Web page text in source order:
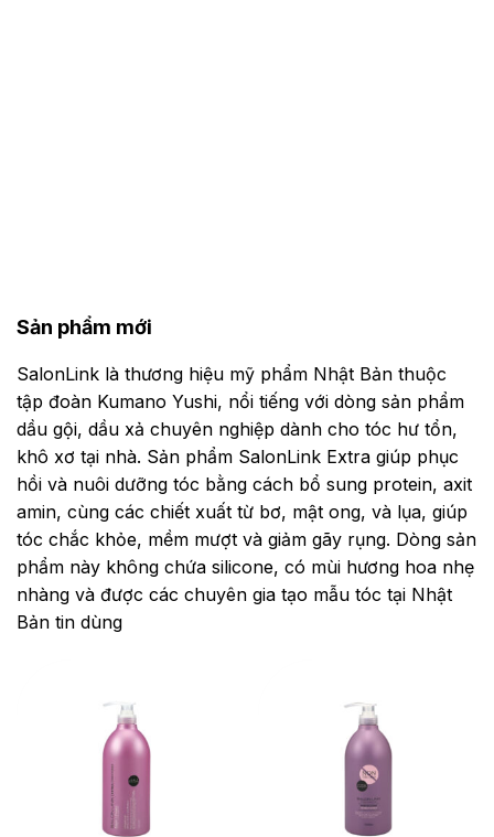
Sản phẩm mới
SalonLink là thương hiệu mỹ phẩm Nhật Bản thuộc
tập đoàn Kumano Yushi, nổi tiếng với dòng sản phẩm
dầu gội, dầu xả chuyên nghiệp dành cho tóc hư tổn,
khô xơ tại nhà. Sản phẩm SalonLink Extra giúp phục
hồi và nuôi dưỡng tóc bằng cách bổ sung protein, axit
amin, cùng các chiết xuất từ bơ, mật ong, và lụa, giúp
tóc chắc khỏe, mềm mượt và giảm gãy rụng. Dòng sản
phẩm này không chứa silicone, có mùi hương hoa nhẹ
nhàng và được các chuyên gia tạo mẫu tóc tại Nhật
Bản tin dùng